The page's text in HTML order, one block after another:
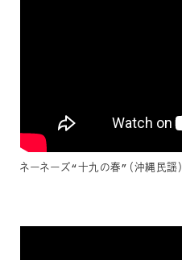
ネーネーズ“十九の春”（沖縄民謡）